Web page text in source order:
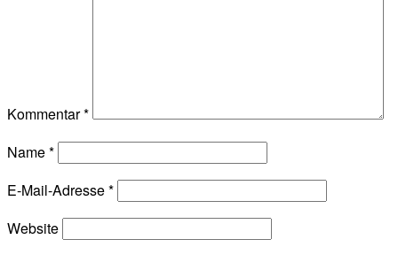
Kommentar*
Name*
E-Mail-Adresse*
Website